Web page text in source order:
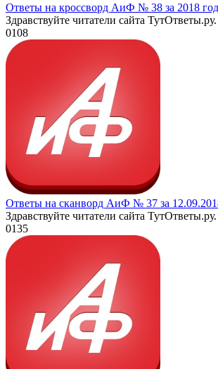
Ответы на кроссворд АиФ № 38 за 2018 год
Здравствуйте читатели сайта ТутОтветы.ру.
0108
Ответы на сканворд АиФ № 37 за
Здравствуйте читатели сайта ТутОтветы.ру.
0135